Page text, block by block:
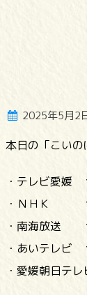
2025年5月2
本日の「こいの
・テレビ愛媛
・ＮＨＫ １
・南海放送
・あいテレビ
・愛媛朝日テ